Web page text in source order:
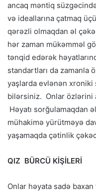
ancaq məntiq
və ideallarına çatmaq
qərəzli olmaqdan əl
hər zaman mükəmməl
tənqid edərək
standartları da zamanla
yaşlarda evlənən xroniki
bilərsiniz. Onlar özlərini
Həyatı sorğulamaqdan
mühakimə yürütməyə
yaşamaqda çətinlik
QIZ BÜRCÜ KİŞİLERİ
Onlar həyata sadə